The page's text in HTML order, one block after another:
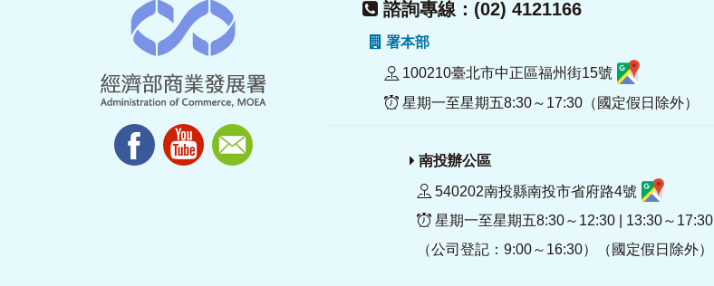
諮詢專線：(02) 4121166
署本部
100210臺北市中正區福州街15號
星期一至星期五8:30～17:30（國定假日除外）
南投辦公區
540202南投縣南投市省府路4號
星期一至星期五8:30～12:30 | 13:30～17:30
（公司登記：9:00～16:30）（國定假日除外）